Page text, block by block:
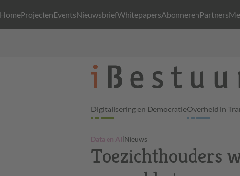
HomeProjectenEventsNieuwsbriefWhitepapersAbonnerenPartners
Digitalisering en DemocratieOverheid in
Data en AI|Nieuws
Toezichthouders